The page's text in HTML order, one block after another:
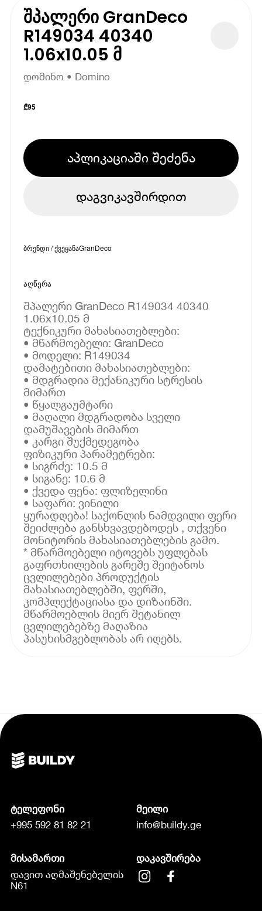
შპალერი GranDeco
R149034 40340
1.06x10.05 მ
დომინო • Domino
₾95
აპლიკაციაში შეძენა
დაგვიკავშირდით
ბრენდი / ქვეყანაGranDeco
აღწერა
შპალერი GranDeco R149034 40340
1.06x10.05 მ
ტექნიკური მახასიათებლები:
• მწარმოებელი: GranDeco
• მოდელი: R149034
დამატებითი მახასიათებლები:
• მდგრადია მექანიკური სტრესის
მიმართ
• წყალგაუმტარი
• მაღალი მდგრადობა სველი
დამუშავების მიმართ
• კარგი შუქმედეგობა
ფიზიკური პარამეტრები:
• სიგრძე: 10.5 მ
• სიგანე: 10.6 მ
• ქვედა ფენა: ფლიზელინი
• საფარი: ვინილი
ყურადღება! საქონლის ნამდვილი ფერი
შეიძლება განსხვავდებოდეს , თქვენი
მონიტორის მახასიათებლების გამო.
* მწარმოებელი იტოვებს უფლებას
გაფრთხილების გარეშე შეიტანოს
ცვლილებები პროდუქტის
მახასიათებლებში, ფერში,
კომპლექტაციასა და დიზაინში.
მწარმოებლის მიერ შეტანილ
ცვლილებებზე მაღაზია
პასუხისმგებლობას არ იღებს.
ტელეფონი
+995 592 81 82 21
მეილი
info@buildy.ge
მისამართი
დავით აღმაშენებელის
N61
დაკავშირება